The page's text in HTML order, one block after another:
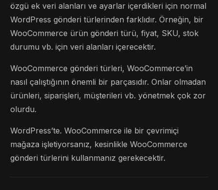
özgü ek veri alanları ve ayarlar içerdikleri için normal
WordPress gönderi türlerinden farklıdır. Örneğin, bir
WooCommerce ürün gönderi türü, fiyat, SKU, stok
durumu vb. için veri alanları içerecektir.
WooCommerce gönderi türleri, WooCommerce’in
nasıl çalıştığının önemli bir parçasıdır. Onlar olmadan
ürünleri, siparişleri, müşterileri vb. yönetmek çok zor
olurdu.
WordPress’te. WooCommerce ile bir çevrimiçi
mağaza işletiyorsanız, kesinlikle WooCommerce
gönderi türlerini kullanmanız gerekecektir.